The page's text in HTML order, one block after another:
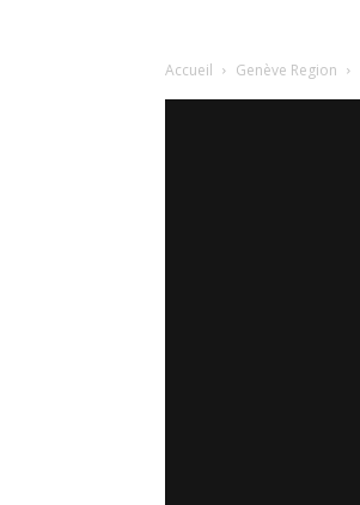
Accueil Genève Region